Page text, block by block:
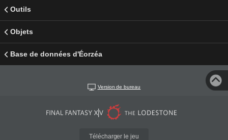
Outils
Objets
Base de données d'Éorzéa
Version de bureau
Télécharger le jeu